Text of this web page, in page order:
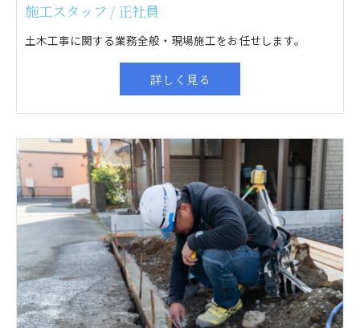
施工スタッフ / 正社員
土木工事に関する業務全般・現場施工をお任せします。
詳しく見る